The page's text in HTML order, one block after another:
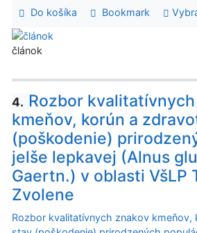
Do košíka Bookmark
článok
4. Rozbor
kmeňov, korún a
(poškodenie)
jelše lepkavej (Alnus
Gaertn.) v oblasti VšLP
Zvolene
Rozbor kvalitatívnych znakov kmeňov,